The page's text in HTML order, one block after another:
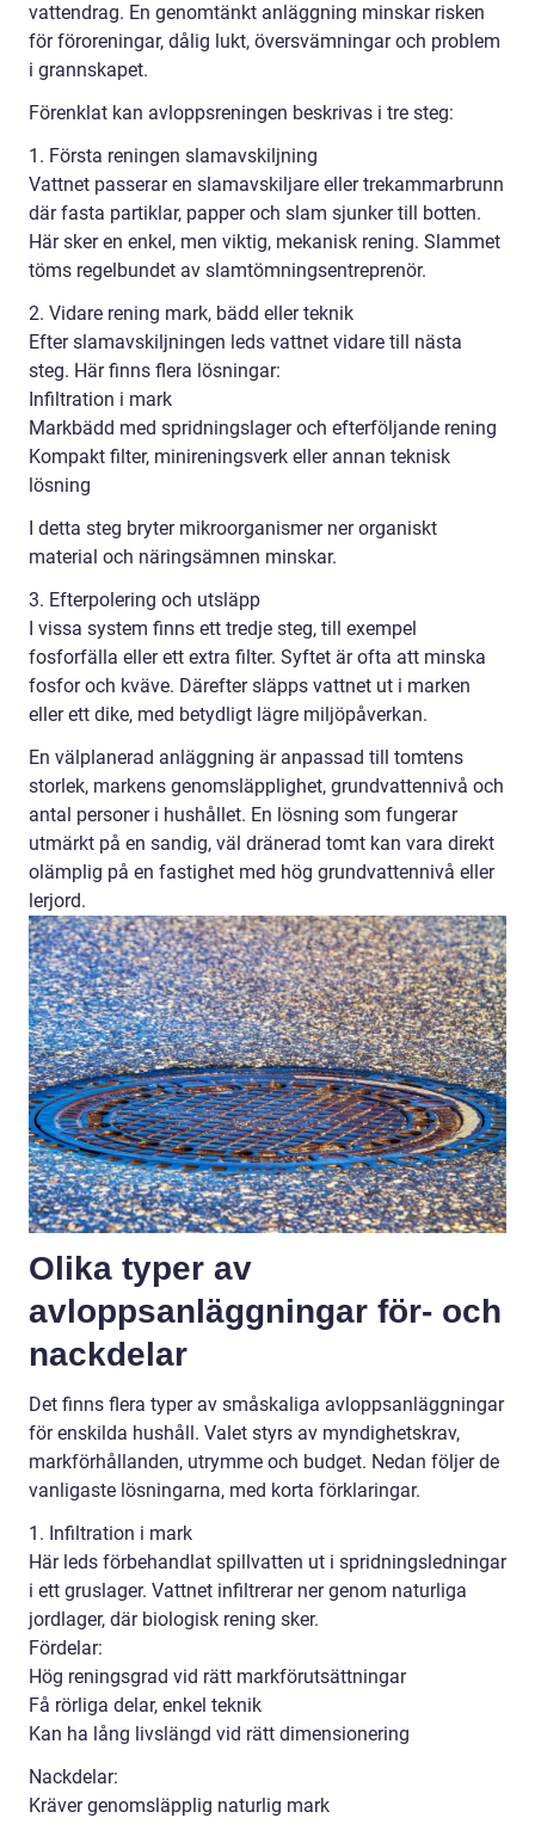
vattendrag. En genomtänkt anläggning minskar risken
för föroreningar, dålig lukt, översvämningar och problem
i grannskapet.
Förenklat kan avloppsreningen beskrivas i tre steg:
1. Första reningen slamavskiljning
Vattnet passerar en slamavskiljare eller trekammarbrunn
där fasta partiklar, papper och slam sjunker till botten.
Här sker en enkel, men viktig, mekanisk rening. Slammet
töms regelbundet av slamtömningsentreprenör.
2. Vidare rening mark, bädd eller teknik
Efter slamavskiljningen leds vattnet vidare till nästa
steg. Här finns flera lösningar:
Infiltration i mark
Markbädd med spridningslager och efterföljande rening
Kompakt filter, minireningsverk eller annan teknisk
lösning
I detta steg bryter mikroorganismer ner organiskt
material och näringsämnen minskar.
3. Efterpolering och utsläpp
I vissa system finns ett tredje steg, till exempel
fosforfälla eller ett extra filter. Syftet är ofta att minska
fosfor och kväve. Därefter släpps vattnet ut i marken
eller ett dike, med betydligt lägre miljöpåverkan.
En välplanerad anläggning är anpassad till tomtens
storlek, markens genomsläpplighet, grundvattennivå och
antal personer i hushållet. En lösning som fungerar
utmärkt på en sandig, väl dränerad tomt kan vara direkt
olämplig på en fastighet med hög grundvattennivå eller
lerjord.
Olika typer av
avloppsanläggningar för- och
nackdelar
Det finns flera typer av småskaliga avloppsanläggningar
för enskilda hushåll. Valet styrs av myndighetskrav,
markförhållanden, utrymme och budget. Nedan följer de
vanligaste lösningarna, med korta förklaringar.
1. Infiltration i mark
Här leds förbehandlat spillvatten ut i spridningsledningar
i ett gruslager. Vattnet infiltrerar ner genom naturliga
jordlager, där biologisk rening sker.
Fördelar:
Hög reningsgrad vid rätt markförutsättningar
Få rörliga delar, enkel teknik
Kan ha lång livslängd vid rätt dimensionering
Nackdelar:
Kräver genomsläpplig naturlig mark